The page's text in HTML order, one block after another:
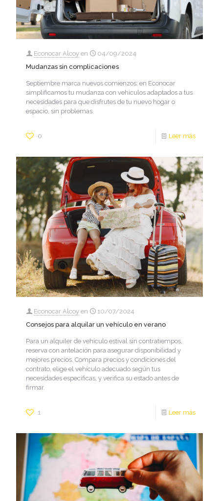
Econocar Alcoy en
04/09/2024
Mudanzas sin complicaciones
Septiembre marca nuevos comienzos; en Econocar
simplificamos tu mudanza con vehículos adaptados a tus
necesidades para que disfrutes de tu nuevo hogar o
espacio, sin problemas.
0 Leer más
Econocar Alcoy en
10/07/2024
Consejos para alquilar un vehículo en verano
Para un alquiler de vehículo estival sin contratiempos,
reserva con antelación para asegurar disponibilidad y
mejores precios. Compara precios y condiciones del
contrato, elige el vehículo adecuado según tus
necesidades específicas, y verifica su estado antes de
firmar.
1 Leer más